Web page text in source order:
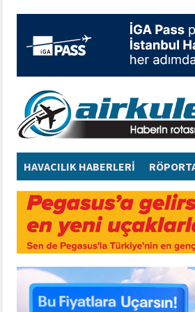
HAVACILIK HABERLERİ